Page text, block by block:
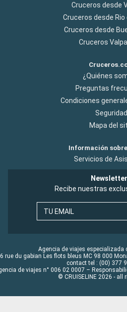
Cruceros desde
Cruceros desde Rio
Cruceros desde
Cruceros
¿Quiénes
Preguntas
Condiciones
Seguridad
Mapa del
Información
Servicios de
Recibe nuestras
TU EMAIL
Agencia de viajes especializada
rue du gabian Les flots bleus MC 98 000
contact tel : (00) 377
de viajes n° 006 02 0007 –
© CRUISELINE 2026 - all